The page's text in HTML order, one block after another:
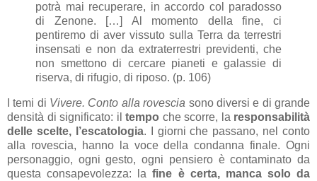
potrà mai recuperare, in accordo col paradosso
di Zenone. […] Al momento della fine, ci
pentiremo di aver vissuto sulla Terra da terrestri
insensati e non da extraterrestri previdenti, che
non smettono di cercare pianeti e galassie di
riserva, di rifugio, di riposo. (p. 106)
I temi di Vivere. Conto alla rovescia sono diversi e di grande
densità di significato: il tempo che scorre, la responsabilità
delle scelte, l’escatologia. I giorni che passano, nel conto
alla rovescia, hanno la voce della condanna finale. Ogni
personaggio, ogni gesto, ogni pensiero è contaminato da
questa consapevolezza: lafine è certa, manca solo da